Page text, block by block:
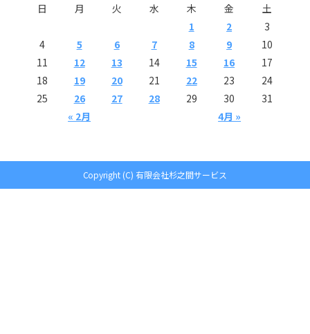
日
月 火 水 木 金 土
« 2月 4月 »
1 2
3
4
5 6 7 8 9
10
11
12 13 14 15 16
17
18
19 20 21 22 23
24
25
26 27 28 29 30 31
Copyright (C) 有限会社杉之間サービス